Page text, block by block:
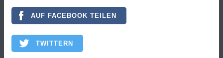
AUF FACEBOOK TEILEN
TWITTERN